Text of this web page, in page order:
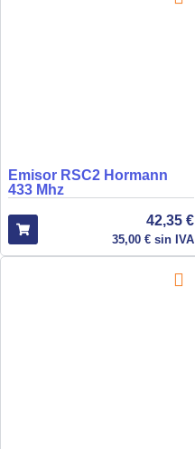
Emisor RSC2 Hormann
433 Mhz
42,35 €
35,00 € sin IVA